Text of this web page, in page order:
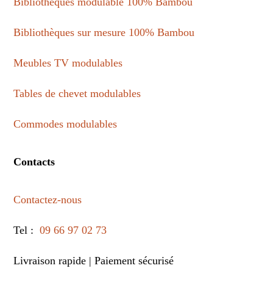
Cookies
Bibliothèques sur mesure 100% Bambou
Meubles TV modulables
Tables de chevet modulables
Commodes modulables
Contacts
Contactez-nous
Tel : 09 66 97 02 73
Livraison rapide | Paiement sécurisé